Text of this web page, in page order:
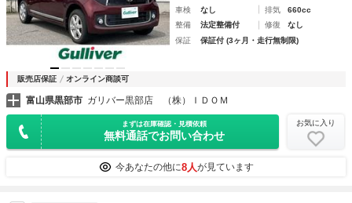
車検
なし 排気
660cc
整備
法定整備付 修復
なし
保証
保証付 (3ヶ月・走行無制限)
販売店保証 オンライン商談可
富山県黒部市 ガリバー黒部店 （株）ＩＤＯＭ
まずは在庫確認・見積依頼
無料通話でお問い合わせ
お気に入り
今あなたの他に8人が見ています